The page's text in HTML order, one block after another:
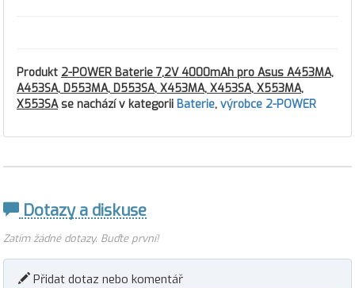
Produkt 2-POWER Baterie 7,2V 4000mAh pro Asus A453MA,
A453SA, D553MA, D553SA, X453MA, X453SA, X553MA,
X553SAse nachází v kategorii Baterie, výrobce 2-POWER
Dotazy a diskuse
Zatím žádné dotazy. Buďte první!
Přidat dotaz nebo komentář